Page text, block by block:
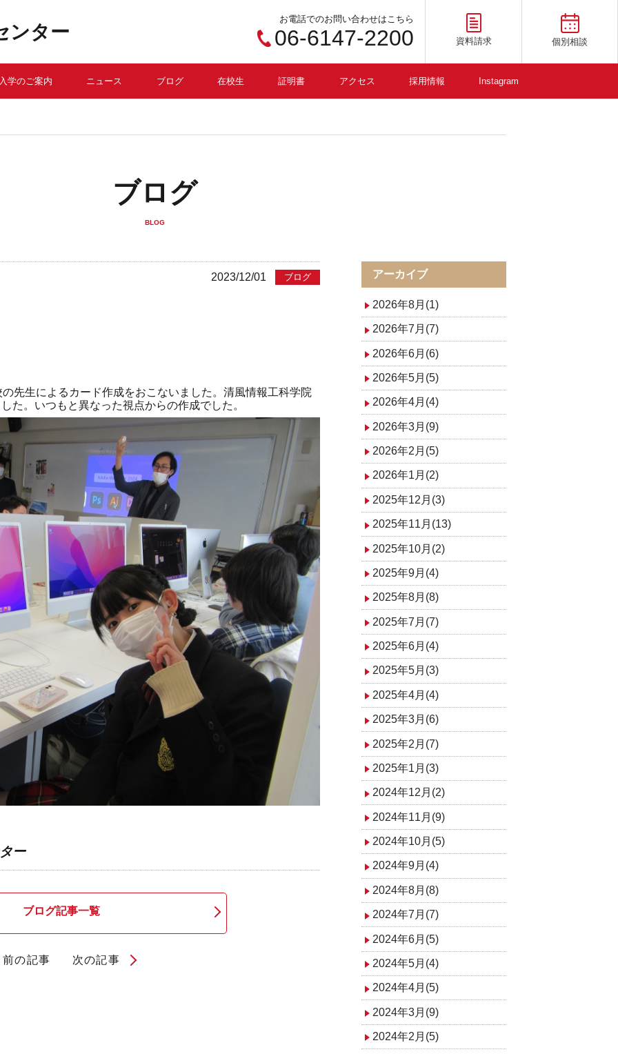
ンター
お電話でのお問い合わせはこちら
06-6147-2200 資料請求 個別相談
入学のご案内 ニュース ブログ 在校生 証明書 アクセス 採用情報 Instagram
ブログ
BLOG
2023/12/01 ブログ
先生によるカード作成をおこないました。 清風情報工科学院
た。いつもと異なった視点からの作成でした。
ー
ブログ記事一覧
前の記事 次の記事
アーカイブ
2026年8月(1)
2026年7月(7)
2026年6月(6)
2026年5月(5)
2026年4月(4)
2026年3月(9)
2026年2月(5)
2026年1月(2)
2025年12月(3)
2025年11月(13)
2025年10月(2)
2025年9月(4)
2025年8月(8)
2025年7月(7)
2025年6月(4)
2025年5月(3)
2025年4月(4)
2025年3月(6)
2025年2月(7)
2025年1月(3)
2024年12月(2)
2024年11月(9)
2024年10月(5)
2024年9月(4)
2024年8月(8)
2024年7月(7)
2024年6月(5)
2024年5月(4)
2024年4月(5)
2024年3月(9)
2024年2月(5)